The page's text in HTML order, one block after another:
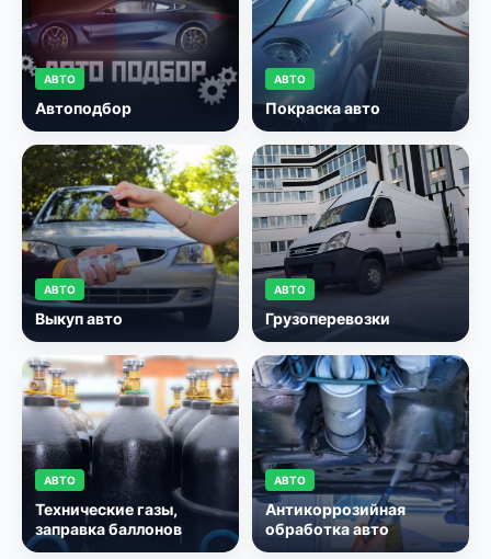
АВТО
Автоподбор
АВТО
Покраска авто
АВТО
Выкуп авто
АВТО
Грузоперевозки
АВТО
Технические газы,
заправка баллонов
АВТО
Антикоррозийная
обработка авто